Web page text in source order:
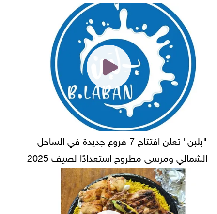
"بلبن" تعلن افتتاح 7 فروع جديدة في الساحل
الشمالي ومرسى مطروح استعدادًا لصيف 2025